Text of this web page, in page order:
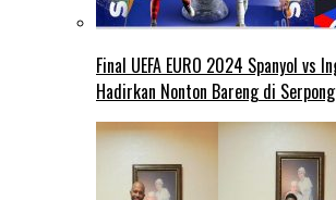
Final UEFA EURO 2024 Spanyol vs
Hadirkan Nonton Bareng di Serpong